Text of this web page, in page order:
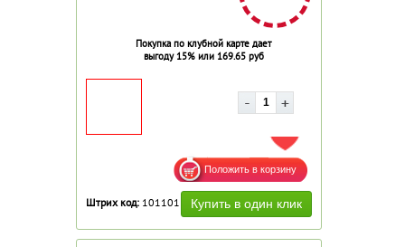
Покупка по клубной карте дает
выгоду 15% или 169.65 руб
ДОБАВИТЬ В ИЗБРАННОЕ
Штрих код: 101101